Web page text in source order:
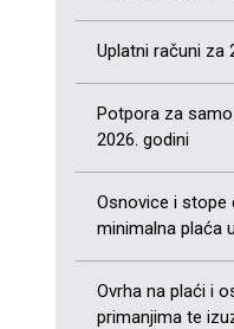
Uplatni računi za
Potpora za
2026. godini
Osnovice i stope
minimalna plaća
Ovrha na plaći i
primanjima te